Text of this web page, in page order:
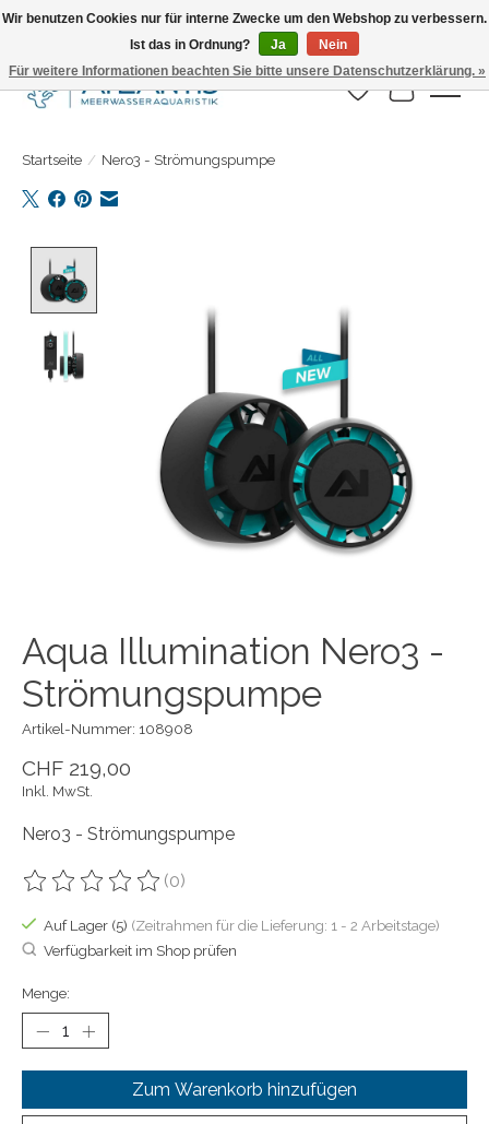
Täglicher Versand. Bestelle bis 15.00 Uhr
Wunschzettel
Ihr
Startseite / Nero3 - Strömungspumpe
Aqua Illumination Nero3 -
Strömungspumpe
Artikel-Nummer: 108908
CHF 219,00
Inkl. MwSt.
Nero3 - Strömungspumpe
Die Bewertung dieses Produkts ist
(0)
Auf Lager (5) (Zeitrahmen für die Lieferung: 1 - 2 Arbeitstage)
Verfügbarkeit im Shop prüfen
Menge:
Zum Warenkorb hinzufügen
Wir benutzen Cookies nur für interne Zwecke um den Webshop zu verbessern.
Ist das in Ordnung?
Ja
Nein
Für weitere Informationen beachten Sie bitte unsere Datenschutzerklärung. »